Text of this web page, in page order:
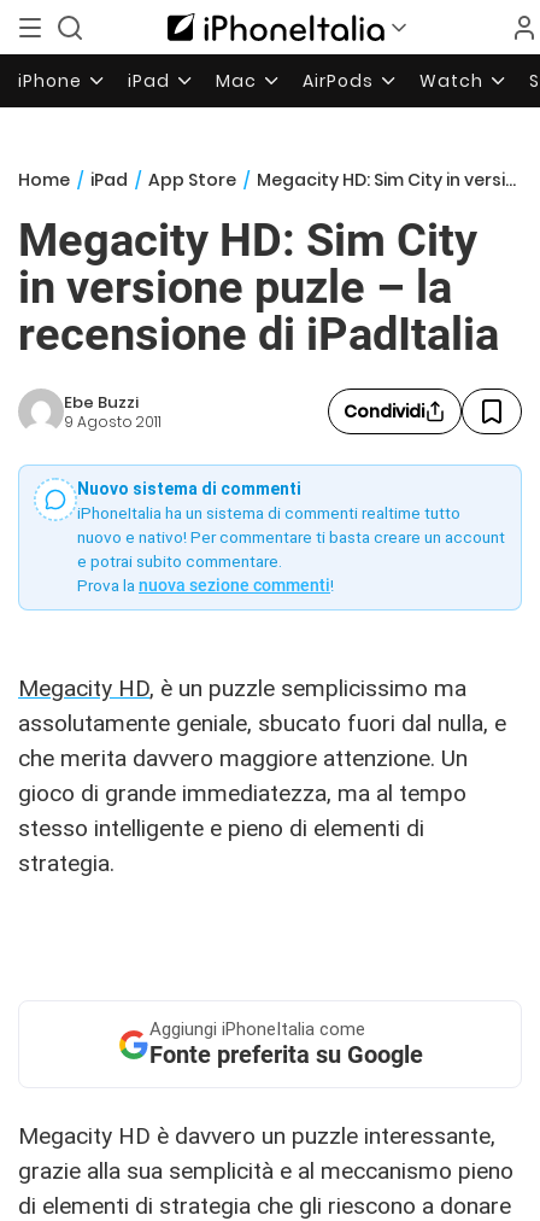
iPhone iPad Mac AirPods Watch
Home / iPad / App Store / Megacity HD: Sim City in versione puzle – la recensione di iPadItalia
Megacity HD: Sim City
in versione puzle – la
recensione di iPadItalia
Ebe Buzzi
9 Agosto 2011 Condividi
Nuovo sistema di commenti
iPhoneItalia ha un sistema di commenti realtime tutto
nuovo e nativo! Per commentare ti basta creare un account
e potrai subito commentare.
Prova la nuova sezione commenti!
Megacity HD, è un puzzle semplicissimo ma
assolutamente geniale, sbucato fuori dal nulla, e
che merita davvero maggiore attenzione. Un
gioco di grande immediatezza, ma al tempo
stesso intelligente e pieno di elementi di
strategia.
Aggiungi iPhoneItalia come
Fonte preferita su Google
Megacity HD è davvero un puzzle interessante,
grazie alla sua semplicità e al meccanismo pieno
di elementi di strategia che gli riescono a donare